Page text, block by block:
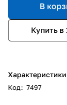
В
Купить в
Характеристики
Код: 7497